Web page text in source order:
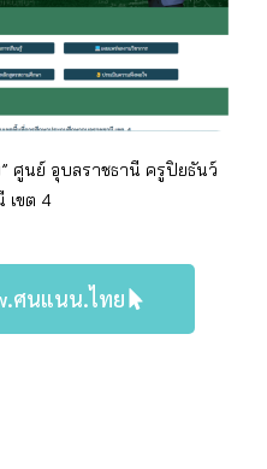
ศูนย์ อุบลราชธานี ครูปิยธันว์
เขต 4
ศนแนน.ไทย